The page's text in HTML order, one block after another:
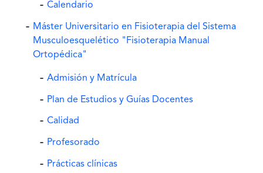
Calendario
Máster Universitario en Fisioterapia del Sistema
Musculoesquelético "Fisioterapia Manual
Ortopédica"
Admisión y Matrícula
Plan de Estudios y Guías Docentes
Calidad
Profesorado
Prácticas clínicas